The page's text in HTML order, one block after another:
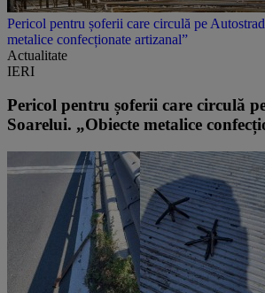
Pericol pentru șoferii care circulă pe
metalice confecționate artizanal”
Actualitate
IERI
Pericol pentru șoferii care circulă
Soarelui. „Obiecte metalice